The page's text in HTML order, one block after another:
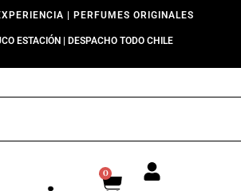
| PERFUMES ORIGINALES
ESTACIÓN | DESPACHO TODO CHILE
0